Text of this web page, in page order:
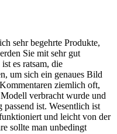
sehr begehrte Produkte,
Sie mit sehr gut
es ratsam, die
um sich ein genaues Bild
ziemlich oft,
verbracht wurde und
ist. Wesentlich ist
und leicht von der
sollte man unbedingt